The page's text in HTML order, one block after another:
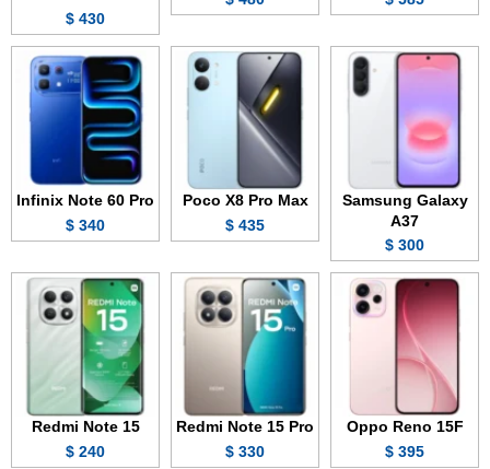
430 $
Samsung Galaxy
A37
300 $
Poco X8 Pro Max
435 $
Infinix Note 60 Pro
340 $
Oppo Reno 15F
395 $
Redmi Note 15 Pro
330 $
Redmi Note 15
240 $